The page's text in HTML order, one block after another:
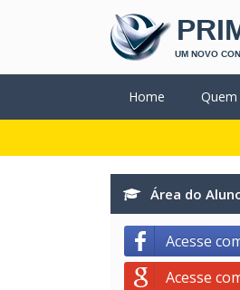
UM NOVO
Home
Área do
Acesse
Acesse